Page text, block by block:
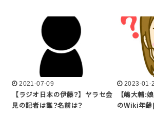
2021-07-09
【ラジオ日本の伊藤?】ヤラセ会
見の記者は誰?名前は?
2023-01-
【嶋大輔:
のWiki年齢